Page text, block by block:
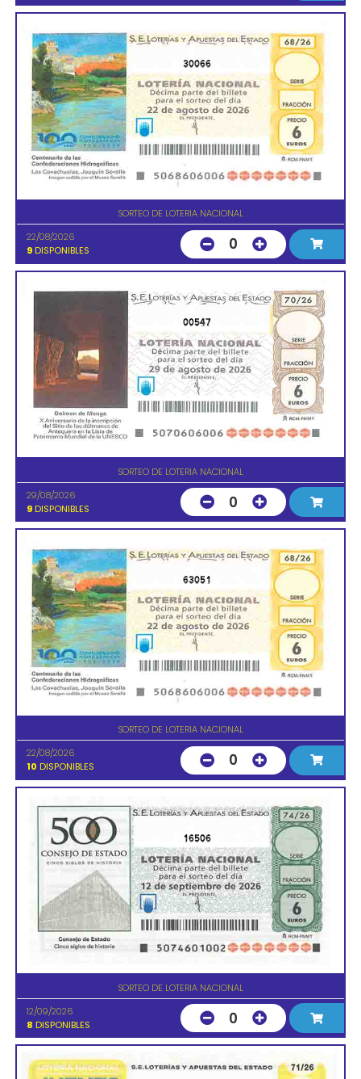
30066
SORTEO DE LOTERIA NACIONAL
22/08/2026
9 DISPONIBLES 0
00547
SORTEO DE LOTERIA NACIONAL
29/08/2026
9 DISPONIBLES 0
63051
SORTEO DE LOTERIA NACIONAL
22/08/2026
10 DISPONIBLES 0
16506
SORTEO DE LOTERIA NACIONAL
12/09/2026
8 DISPONIBLES 0